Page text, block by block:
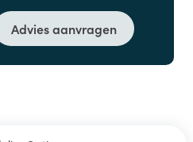
Advies aanvragen